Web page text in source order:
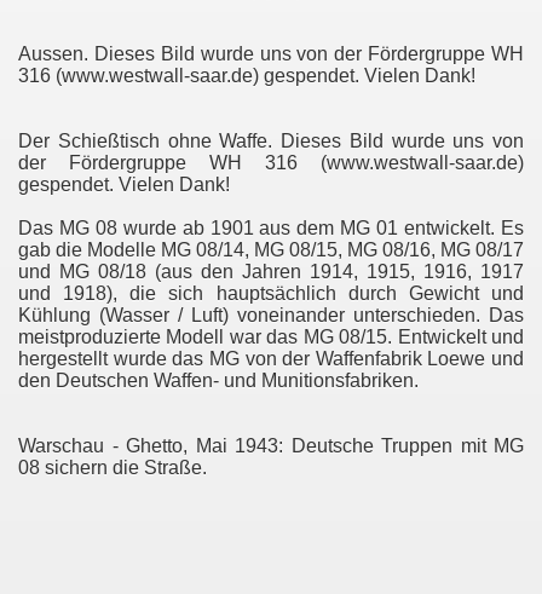
Aussen. Dieses Bild wurde uns von der Fördergruppe WH
316 (www.westwall-saar.de) gespendet. Vielen Dank!
Der Schießtisch ohne Waffe. Dieses Bild wurde uns von
der Fördergruppe WH 316 (www.westwall-saar.de)
gespendet. Vielen Dank!
Das MG 08 wurde ab 1901 aus dem MG 01 entwickelt. Es
gab die Modelle MG 08/14, MG 08/15, MG 08/16, MG 08/17
und MG 08/18 (aus den Jahren 1914, 1915, 1916, 1917
und 1918), die sich hauptsächlich durch Gewicht und
Kühlung (Wasser / Luft) voneinander unterschieden. Das
meistproduzierte Modell war das MG 08/15. Entwickelt und
hergestellt wurde das MG von der Waffenfabrik Loewe und
den Deutschen Waffen- und Munitionsfabriken.
Warschau - Ghetto, Mai 1943: Deutsche Truppen mit MG
08 sichern die Straße.